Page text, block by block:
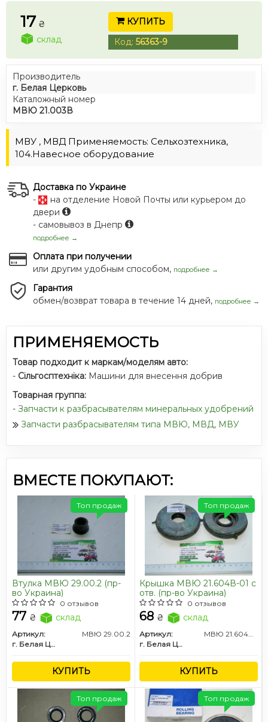
17 ₴
склад
КУПИТЬ
Код: 56363-9
Производитель
г. Белая Церковь
Каталожный номер
МВЮ 21.003В
МВУ , МВД Применяемость: Сельхозтехника,
104.Навесное оборудование
Доставка по Украине
-
на отделение Новой Почты или курьером до
двери
- самовывоз в Днепр
подробнее →
Оплата при получении
или другим удобным способом, подробнее →
Гарантия
обмен/возврат товара в течение 14 дней, подробнее →
ПРИМЕНЯЕМОСТЬ
Товар подходит к маркам/моделям авто:
- Сільгосптехніка: Машини для внесення добрив
Товарная группа:
- Запчасти к разбрасывателям минеральных удобрений
Запчасти разбрасывателям типа МВЮ, МВД, МВУ
ВМЕСТЕ ПОКУПАЮТ:
Втулка МВЮ 29.00.2 (пр-
во Украина)
0 отзывов
77 ₴ склад
Артикул:
МВЮ 29.00.2
г. Белая Церковь
КУПИТЬ
Топ продаж
Крышка МВЮ 21.604В-01 с
отв. (пр-во Украина)
0 отзывов
68 ₴ склад
Артикул:
г. Белая Церковь
КУПИТЬ
Топ продаж
Топ продаж Топ продаж